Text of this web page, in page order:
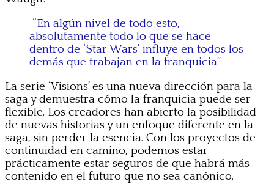
“En algún nivel de todo esto,
absolutamente todo lo que se hace
dentro de ‘Star Wars’ influye en todos los
demás que trabajan en la franquicia”
La serie ‘Visions’ es una nueva dirección para la
saga y demuestra cómo la franquicia puede ser
flexible. Los creadores han abierto la posibilidad
de nuevas historias y un enfoque diferente en la
saga, sin perder la esencia. Con los proyectos de
continuidad en camino, podemos estar
prácticamente estar seguros de que habrá más
contenido en el futuro que no sea canónico.